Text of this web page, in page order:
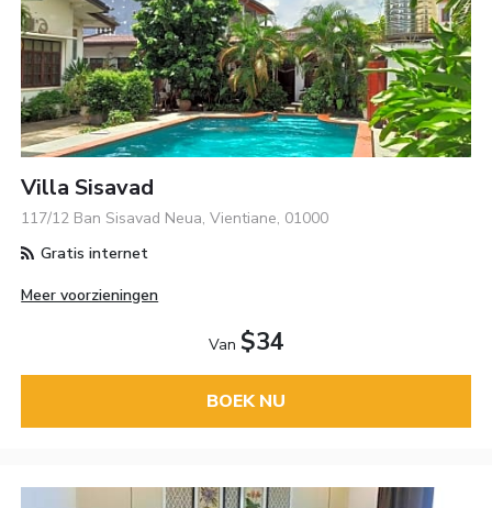
Villa Sisavad
117/12 Ban Sisavad Neua, Vientiane, 01000
Gratis internet
Meer voorzieningen
Van $34
BOEK NU